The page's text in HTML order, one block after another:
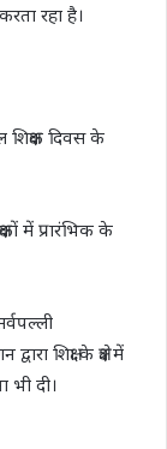
रहा है।
शिक्षक दिवस के
में प्रारंभिक के
शिक्षा के क्षेत्र में
भी दी।